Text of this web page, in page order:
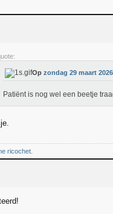
Op zondag 29 maart
Patiënt is nog wel een beetje
ricochet.